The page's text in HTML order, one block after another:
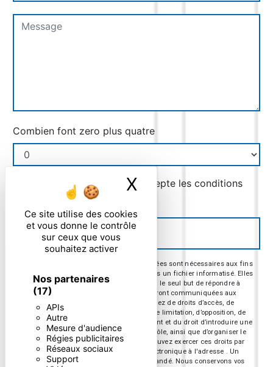
Ce site utilise des cookies
et vous donne le contrôle
sur ceux que vous
souhaitez activer
Nos partenaires
(17)
APIs
Autre
Mesure d'audience
Régies publicitaires
Réseaux sociaux
Support
X Masquer le
Combien font zero plus quatre
En cochant cette case, j'accepte les conditions
particulières ci-dessous **
ENVOYER
** Les données personnelles communiquées sont nécessaires aux fins
de vous contacter et sont enregistrées dans un fichier informatisé. Elles
sont destinées à et ses sous-traitants dans le seul but de répondre à
votre message. Les données collectées seront communiquées aux
seuls destinataires suivants: . Vous disposez de droits d’accès, de
rectification, d’effacement, de portabilité, de limitation, d’opposition, de
retrait de votre consentement à tout moment et du droit d’introduire une
réclamation auprès d’une autorité de contrôle, ainsi que d’organiser le
sort de vos données post-mortem. Vous pouvez exercer ces droits par
voie postale à l'adresse ou par courrier électronique à l'adresse . Un
justificatif d'identité pourra vous être demandé. Nous conservons vos